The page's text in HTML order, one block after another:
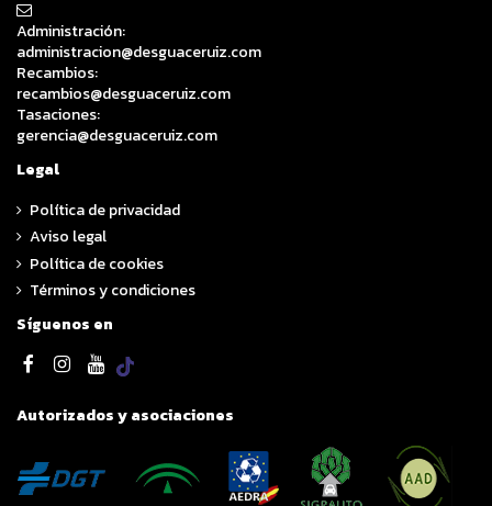
Administración:
administracion@desguaceruiz.com
Recambios:
recambios@desguaceruiz.com
Tasaciones:
gerencia@desguaceruiz.com
Legal
Política de privacidad
Aviso legal
Política de cookies
Términos y condiciones
Síguenos en
Autorizados y asociaciones